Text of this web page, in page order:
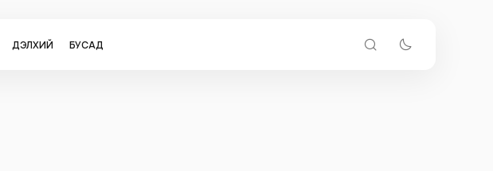
ДЭЛХИЙ БУСАД